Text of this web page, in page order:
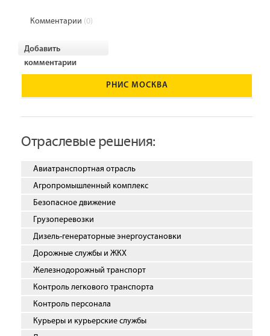
Комментарии (0)
Добавить
комментарии
РНИС МОСКВА
Отраслевые решения:
Авиатранспортная отрасль
Агропромышленный комплекс
Безопасное движение
Грузоперевозки
Дизель-генераторные энергоустановки
Дорожные службы и ЖКХ
Железнодорожный транспорт
Контроль легкового транспорта
Контроль персонала
Курьеры и курьерские службы